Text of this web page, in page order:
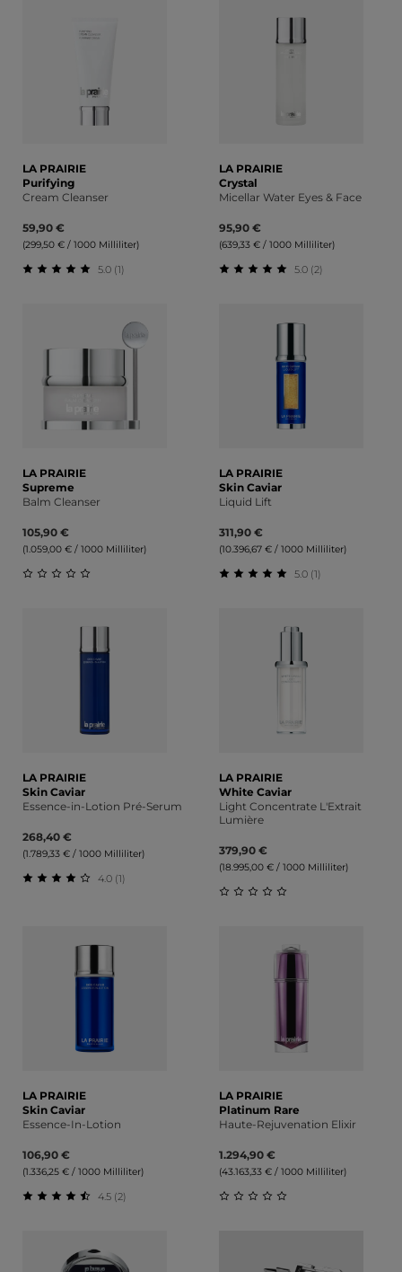
LA PRAIRIE
Purifying
Cream Cleanser
59,90 €
(299,50 € / 1000 Milliliter)
5.0 (1)
LA PRAIRIE
Crystal
Micellar Water Eyes & Face
95,90 €
(639,33 € / 1000 Milliliter)
5.0 (2)
LA PRAIRIE
Supreme
Balm Cleanser
105,90 €
(1.059,00 € / 1000 Milliliter)
LA PRAIRIE
Skin Caviar
Liquid Lift
311,90 €
(10.396,67 € / 1000 Milliliter)
5.0 (1)
LA PRAIRIE
Skin Caviar
Essence-in-Lotion Pré-Serum
268,40 €
(1.789,33 € / 1000 Milliliter)
4.0 (1)
LA PRAIRIE
White Caviar
Light Concentrate L'Extrait
Lumière
379,90 €
(18.995,00 € / 1000 Milliliter)
LA PRAIRIE
Skin Caviar
Essence-In-Lotion
106,90 €
(1.336,25 € / 1000 Milliliter)
4.5 (2)
LA PRAIRIE
Platinum Rare
Haute-Rejuvenation Elixir
1.294,90 €
(43.163,33 € / 1000 Milliliter)